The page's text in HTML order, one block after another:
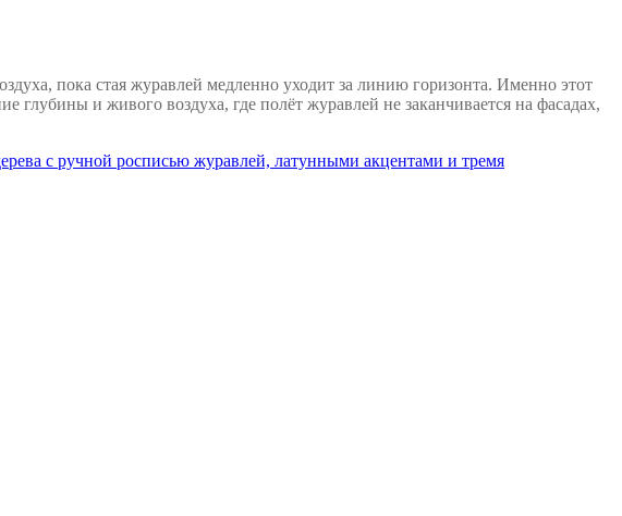
пока стая журавлей медленно уходит за линию горизонта. Именно этот
и живого воздуха, где полёт журавлей не заканчивается на фасадах,